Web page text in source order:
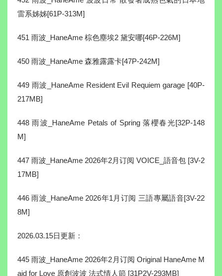
雷系姊姊[61P-313M]
451 雨波_HaneAme 棕色塵埃2 黛安哪[46P-226M]
450 雨波_HaneAme 森雅露露卡[47P-242M]
449 雨波_HaneAme Resident Evil Requiem garage [40P-
217MB]
448 雨波_HaneAme Petals of Spring 落櫻春光[32P-148
M]
447 雨波_HaneAme 2026年2月订阅 VOICE_語音包 [3V-2
17MB]
446 雨波_HaneAme 2026年1月订阅 三語專屬語音[3V-22
8M]
2026.03.15日更新：
445 雨波_HaneAme 2026年2月订阅 Original HaneAme M
aid for Love 原創波波 法式情人節 [31P2V-293MB]